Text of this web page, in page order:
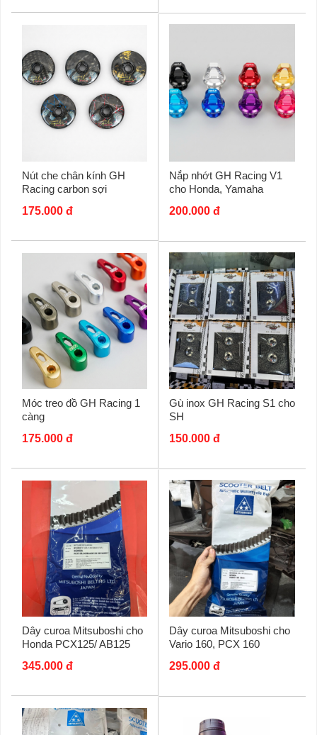
Nút che chân kính GH
Racing carbon sợi
175.000 đ
Nắp nhớt GH Racing V1
cho Honda, Yamaha
200.000 đ
Móc treo đồ GH Racing 1
càng
175.000 đ
Gù inox GH Racing S1 cho
SH
150.000 đ
Dây curoa Mitsuboshi cho
Honda PCX125/ AB125
345.000 đ
Dây curoa Mitsuboshi cho
Vario 160, PCX 160
295.000 đ